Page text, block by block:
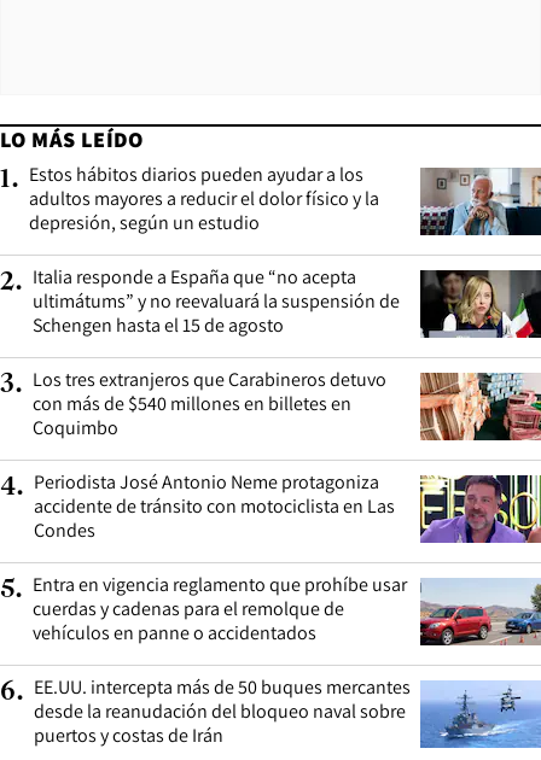
LO MÁS LEÍDO
1. Estos hábitos diarios pueden ayudar a los
adultos mayores a reducir el dolor físico y la
depresión, según un estudio
2. Italia responde a España que “no acepta
ultimátums” y no reevaluará la suspensión de
Schengen hasta el 15 de agosto
3. Los tres extranjeros que Carabineros detuvo
con más de $540 millones en billetes en
Coquimbo
4. Periodista José Antonio Neme protagoniza
accidente de tránsito con motociclista en Las
Condes
5. Entra en vigencia reglamento que prohíbe usar
cuerdas y cadenas para el remolque de
vehículos en panne o accidentados
6. EE.UU. intercepta más de 50 buques mercantes
desde la reanudación del bloqueo naval sobre
puertos y costas de Irán